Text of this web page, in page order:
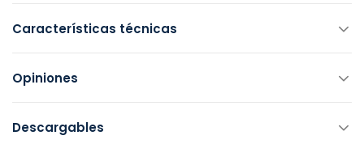
Características técnicas
Opiniones
Descargables